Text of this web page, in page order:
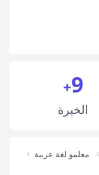
9
+
الخبرة
معلمو لغة عربية